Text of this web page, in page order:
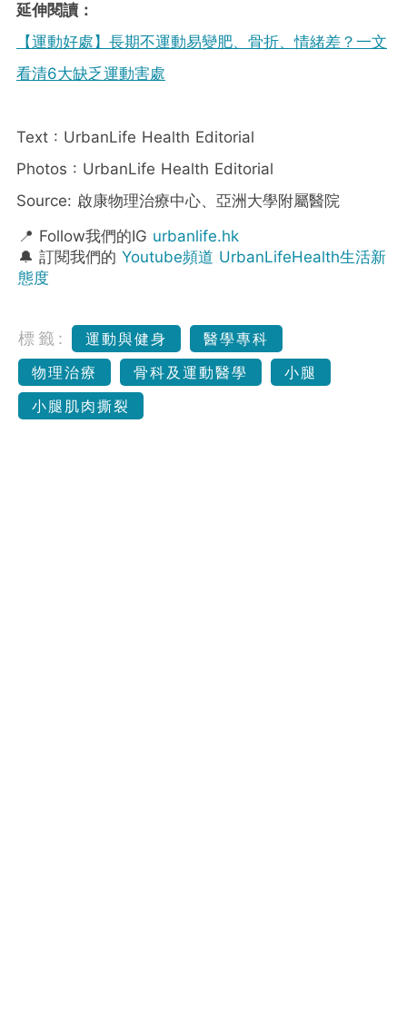
延伸閱讀：
【運動好處】長期不運動易變肥、骨折、情緒差？一文
看清6大缺乏運動害處
Text : UrbanLife Health Editorial
Photos : UrbanLife Health Editorial
Source: 啟康物理治療中心、亞洲大學附屬醫院
📍 Follow我們的IG urbanlife.hk
🔔 訂閱我們的 Youtube頻道 UrbanLifeHealth生活新
態度
標籤: 運動與健身
醫學專科
物理治療
骨科及運動醫學
小腿
小腿肌肉撕裂